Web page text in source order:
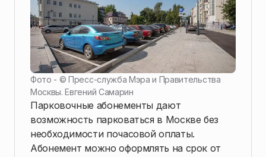
Фото - ©Пресс-служба Мэра и Правительства
Москвы. Евгений Самарин
Парковочные абонементы дают
возможность парковаться в Москве без
необходимости почасовой оплаты.
Абонемент можно оформлять на срок от